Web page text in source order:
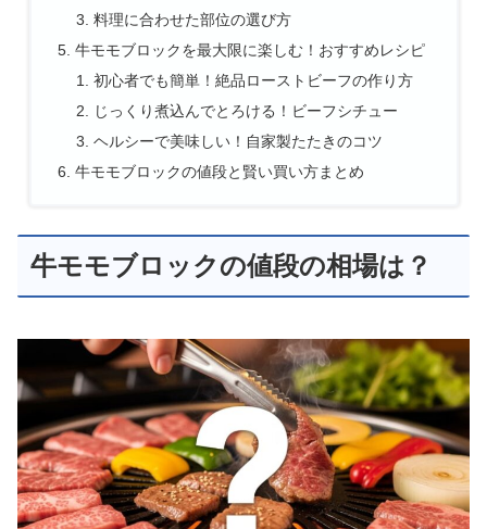
料理に合わせた部位の選び方
牛モモブロックを最大限に楽しむ！おすすめレシピ
初心者でも簡単！絶品ローストビーフの作り方
じっくり煮込んでとろける！ビーフシチュー
ヘルシーで美味しい！自家製たたきのコツ
牛モモブロックの値段と賢い買い方まとめ
牛モモブロックの値段の相場は？